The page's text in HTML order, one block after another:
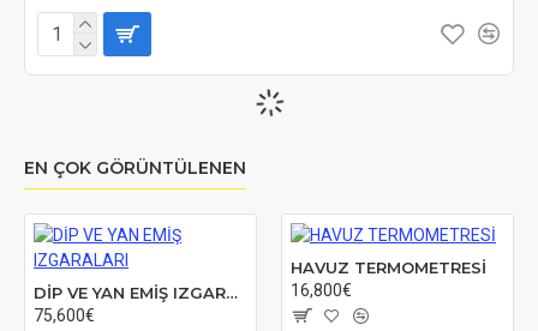
EN ÇOK GÖRÜNTÜLENEN
DİP VE YAN EMİŞ IZGARALARI
75,600€
HAVUZ TERMOMETRESİ
16,800€